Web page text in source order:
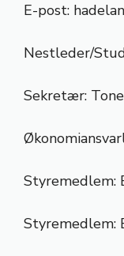
E-post:
Nestleder/
Sekretær:
Styremedlem:
Styremedlem: